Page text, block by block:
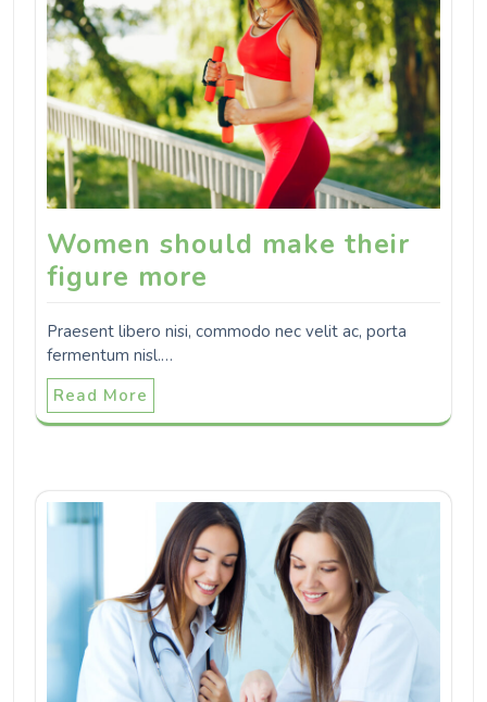
Women should make their
figure more
Praesent libero nisi, commodo nec velit ac, porta
fermentum nisl.…
Read More